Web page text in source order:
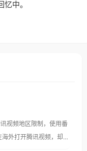
中。
视频地区限制，使用番